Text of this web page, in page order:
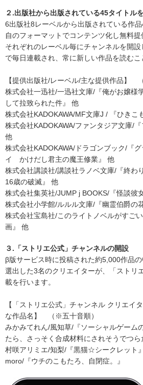
２.出版社から出版されている45タイトル
6出版社8レーベルから出版されている作
自のフォーマットでコンテンツ化し無料提
それぞれのレーベル毎にチャンネルを開
で毎日連載され、常に新しい作品を読むこ
【提供出版社/レーベル/主な提供作品】
株式会社一迅社/一迅社文庫/『俺がお嬢様
して拉致られた件』 他
株式会社KADOKAWA/MF文庫J / 『ひきこ
株式会社KADOKAWA/ファンタジア文庫/『
他
株式会社KADOKAWA/ドラゴンブック/『
イ かけだし君主の魔王修業』 他
株式会社講談社/講談社ラノベ文庫/『終わ
16歳の破滅』 他
株式会社集英社/JUMP j BOOKS/『怪談
株式会社小学館/ルルル文庫/『幽霊伯爵の
株式会社宝島社/このライトノベルがすご
画』 他
３.「ストリエ公式」チャンネルの開設
β版サービス時に投稿された約5,000作品
選出した3名のクリエイターが、「ストリ
載を行います。
【「ストリエ公式」チャンネル クリエイ
な作品名】 （※五十音順）
みかみてれん/風知草/『ソーシャルゲーム
たら、さっそく合成材料にされそうでつら
村咲アリミエ/知梨/『黒猫☆シークレット』
moro/『ウチのこもたろ、自閉症。』